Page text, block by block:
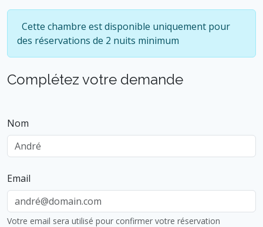
Cette chambre est disponible uniquement pour
des réservations de 2 nuits minimum
Complétez votre demande
Nom
Email
Votre email sera utilisé pour confirmer votre réservation